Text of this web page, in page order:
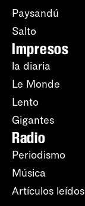
Paysandú
Salto
Impresos
la diaria
Le Monde
Lento
Gigantes
Radio
Periodismo
Música
Artículos leídos